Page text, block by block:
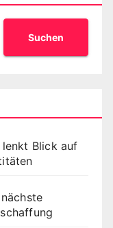
Suchen
Blick auf